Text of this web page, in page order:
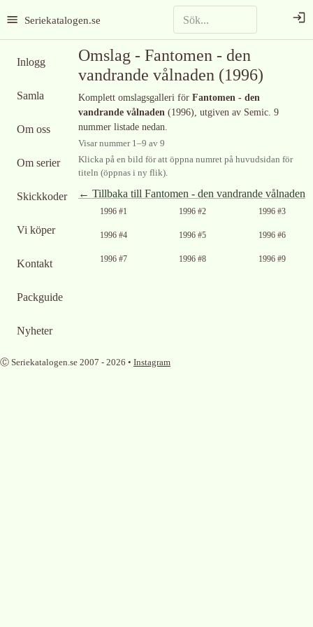
Seriekatalogen.se
Inlogg
Samla
Om oss
Om serier
Skickkoder
Vi köper
Kontakt
Packguide
Nyheter
Omslag - Fantomen - den
vandrande vålnaden (1996)
Komplett omslagsgalleri för Fantomen - den
vandrande vålnaden (1996), utgiven av Semic. 9
nummer listade nedan.
Visar nummer 1–9 av 9
Klicka på en bild för att öppna numret på huvudsidan för
titeln (öppnas i ny flik).
← Tillbaka till Fantomen - den vandrande vålnaden
1996 #1 1996 #2 1996 #3
1996 #4 1996 #5 1996 #6
1996 #7 1996 #8 1996 #9
Ⓒ Seriekatalogen.se 2007 - 2026 • Instagram